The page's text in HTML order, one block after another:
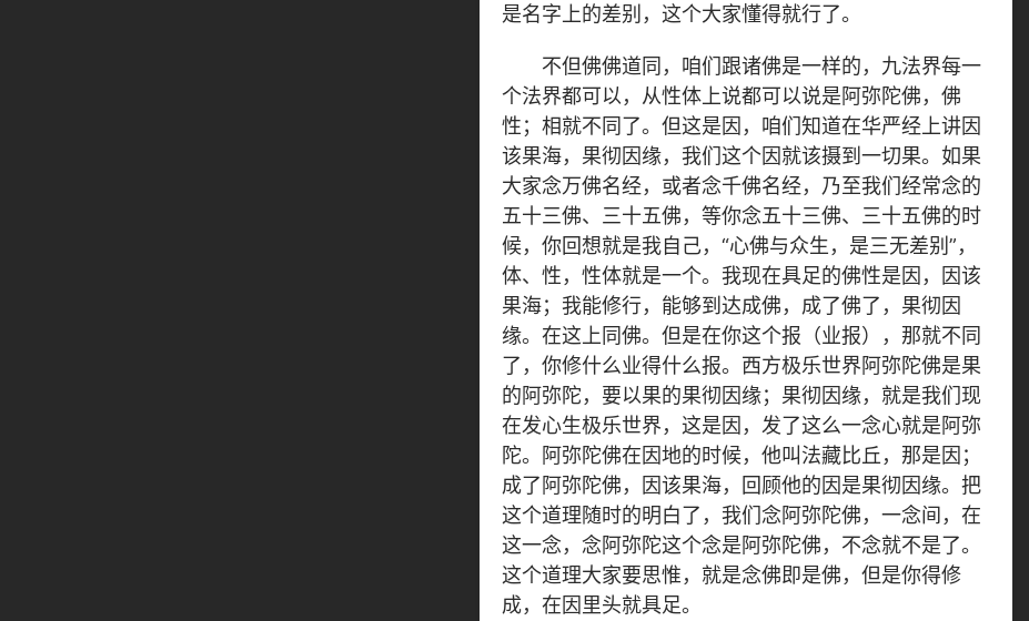
是名字上的差别，这个大家懂得就行了。
不但佛佛道同，咱们跟诸佛是一样的，九法界每一
个法界都可以，从性体上说都可以说是阿弥陀佛，佛
性；相就不同了。但这是因，咱们知道在华严经上讲因
该果海，果彻因缘，我们这个因就该摄到一切果。如果
大家念万佛名经，或者念千佛名经，乃至我们经常念的
五十三佛、三十五佛，等你念五十三佛、三十五佛的时
候，你回想就是我自己，“心佛与众生，是三无差别”，
体、性，性体就是一个。我现在具足的佛性是因，因该
果海；我能修行，能够到达成佛，成了佛了，果彻因
缘。在这上同佛。但是在你这个报（业报），那就不同
了，你修什么业得什么报。西方极乐世界阿弥陀佛是果
的阿弥陀，要以果的果彻因缘；果彻因缘，就是我们现
在发心生极乐世界，这是因，发了这么一念心就是阿弥
陀。阿弥陀佛在因地的时候，他叫法藏比丘，那是因；
成了阿弥陀佛，因该果海，回顾他的因是果彻因缘。把
这个道理随时的明白了，我们念阿弥陀佛，一念间，在
这一念，念阿弥陀这个念是阿弥陀佛，不念就不是了。
这个道理大家要思惟，就是念佛即是佛，但是你得修
成，在因里头就具足。